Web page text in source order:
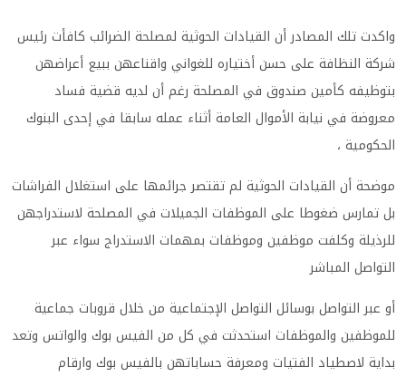
واكدت تلك المصادر أن القيادات الحوثية لمصلحة الضرائب كافأت رئيس
شركة النظافة علی حسن أختياره للغواني واقناعهن ببيع أعراضهن
بتوظيفه كأمين صندوق في المصلحة رغم أن لديه قضية فساد
معروضة في نيابة الأموال العامة أثناء عمله سابقا في إحدی البنوك
الحكومية ،
موضحة أن القيادات الحوثية لم تقتصر جرائمها علی استغلال الفراشات
بل تمارس ضغوطا علی الموظفات الجميلات في المصلحة لاستدراجهن
للرذيلة وكلفت موظفين وموظفات بمهمات الاستدراج سواء عبر
التواصل المباشر
أو عبر التواصل بوسائل التواصل الإجتماعية من خلال قروبات جماعية
للموظفين والموظفات استحدثت في كل من الفيس بوك والواتس وتعد
بداية لاصطياد الفتيات ومعرفة حساباتهن بالفيس بوك وارقام